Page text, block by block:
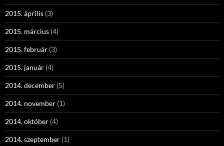
2015. április (3)
2015. március (4)
2015. február (3)
2015. január (4)
2014. december (5)
2014. november (1)
2014. október (4)
2014. szeptember (1)